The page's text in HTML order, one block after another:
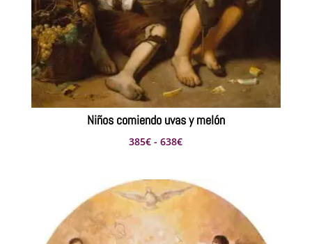
Niños comiendo uvas y melón
385€ - 638€Rango
precios:
desde
hasta